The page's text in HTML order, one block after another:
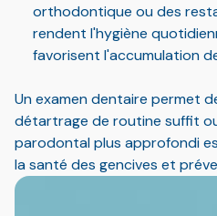
orthodontique ou des
rendent l'hygiène
favorisent l'accumulation
Un examen dentaire permet
détartrage de routine suffit
parodontal plus approfondi
la santé des gencives et